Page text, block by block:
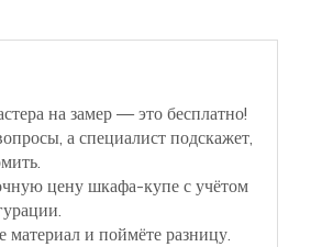
на замер — это бесплатно!
а специалист подскажет,
цену шкафа-купе с учётом
и поймёте разницу.